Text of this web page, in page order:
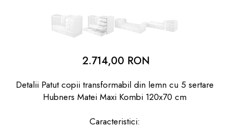
Produse îngrijire copii
2.714,00 RON
Detalii Patut copii transformabil din lemn cu 5 sertare
Hubners Matei Maxi Kombi 120x70 cm
Caracteristici: